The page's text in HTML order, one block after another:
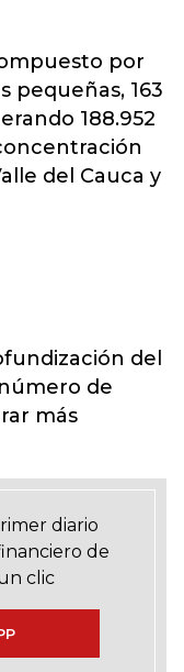
por
pequeñas, 163
188.952
del Cauca y
del
de
más
diario
de
clic